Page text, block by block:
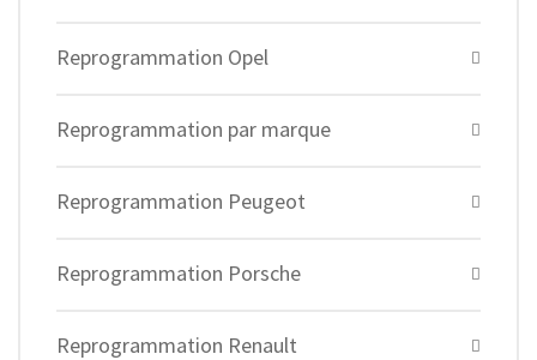
Reprogrammation Opel
Reprogrammation par marque
Reprogrammation Peugeot
Reprogrammation Porsche
Reprogrammation Renault